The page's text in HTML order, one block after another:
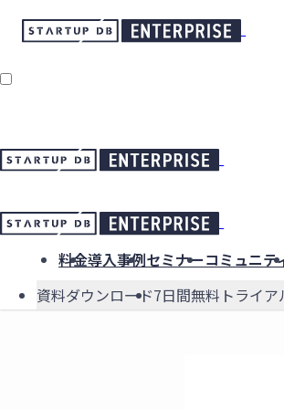
料金導入事例セミナーコミュニテ
資料ダウンロード7日間無料トライア